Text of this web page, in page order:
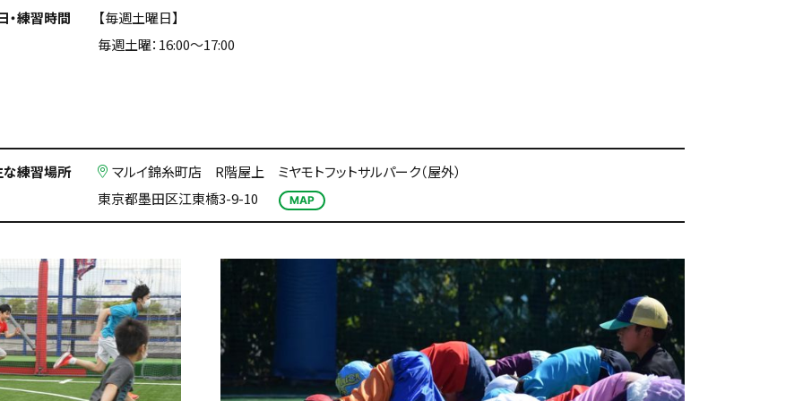
・練習時間
【毎週土曜日】
毎週土曜：16:00〜17:00
な練習場所
マルイ錦糸町店 R階屋上 ミヤモトフットサルパーク（屋外）
東京都墨田区江東橋3-9-10
MAP